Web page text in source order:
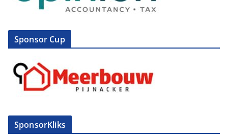
Sponsor Cup
SponsorKliks